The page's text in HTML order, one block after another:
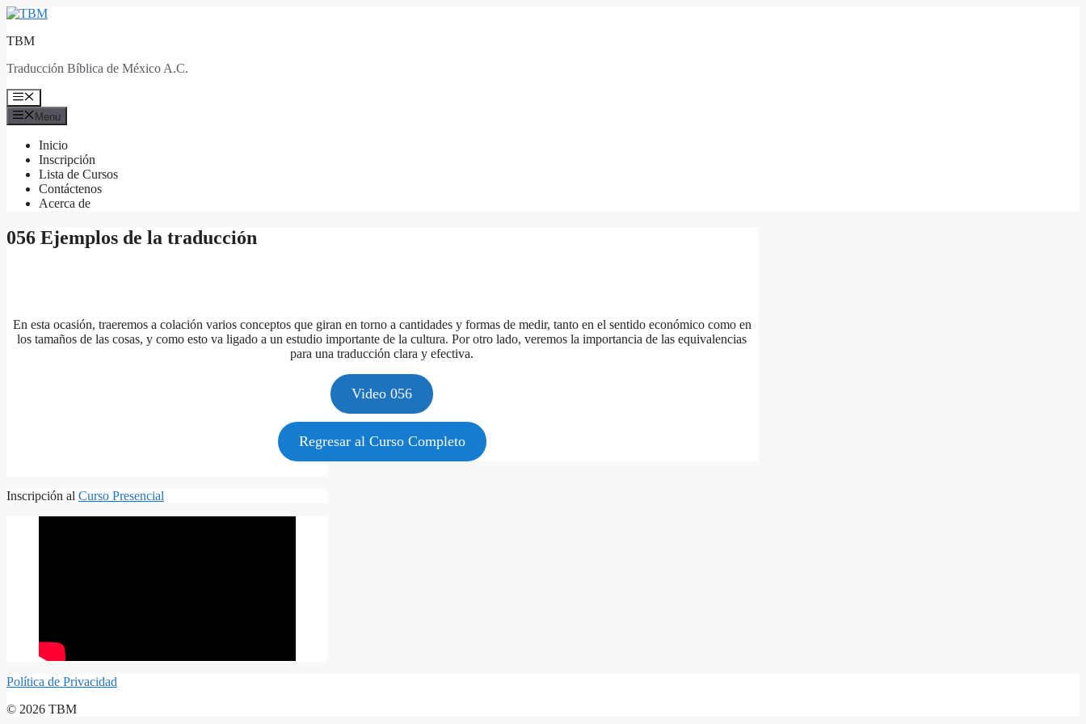
Skip
content
TBM
Traducción Bíblica de México A.C.
Menu
Menu
Inicio
Inscripción
Lista de Cursos
Contáctenos
Acerca de
056 Ejemplos de la traducción
En esta ocasión, traeremos a colación varios conceptos que giran en torno a cantidades y formas de medir, tanto en el sentido económico como en
los tamaños de las cosas, y como esto va ligado a un estudio importante de la cultura. Por otro lado, veremos la importancia de las equivalencias
para una traducción clara y efectiva.
Video 056
Regresar al Curso Completo
Inscripción al Curso Presencial
Política de Privacidad
© 2026 TBM